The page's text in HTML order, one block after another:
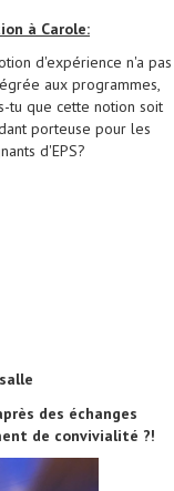
à Carole:
d'expérience n'a pas
aux programmes,
tu que cette notion soit
porteuse pour les
d'EPS?
des échanges
de convivialité ?!